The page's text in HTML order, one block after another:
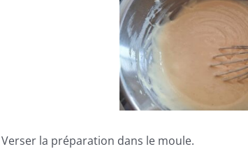
Verser la préparation dans le moule.